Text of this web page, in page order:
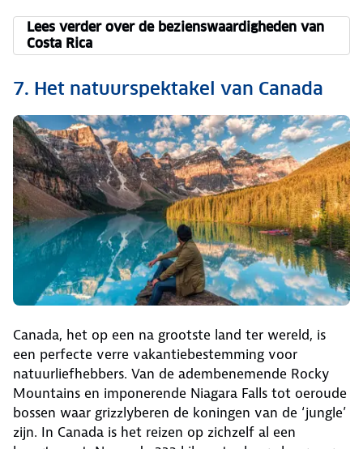
Lees verder over de bezienswaardigheden van
Costa Rica
7. Het natuurspektakel van Canada
Canada, het op een na grootste land ter wereld, is
een perfecte verre vakantiebestemming voor
natuurliefhebbers. Van de adembenemende Rocky
Mountains en imponerende Niagara Falls tot oeroude
bossen waar grizzlyberen de koningen van de ‘jungle’
zijn. In Canada is het reizen op zichzelf al een